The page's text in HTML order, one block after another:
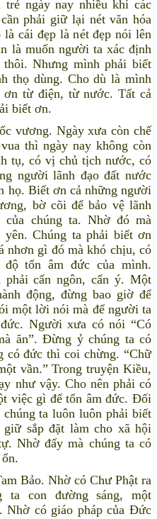
ngày nay nhiều khi các
phải giữ lại nét văn hóa
cái đẹp là nét đẹp nói lên
là muốn người ta xác định
Nhưng mình phải biết
thọ dùng. Cho dù là mình
ơn từ điện, từ nước. Tất cả
biết ơn.
vương. Ngày xưa còn chế
thì ngày nay không còn
tụ, có vị chủ tịch nước, có
người lãnh đạo đất nước
họ. Biết ơn cả những người
bờ cõi để bảo vệ lãnh
của chúng ta. Nhờ đó mà
Chúng ta phải biết ơn
nhơn gì đó mà khó chịu, có
tổn âm đức của mình.
cẩn ngôn, cẩn ý. Một
động, đừng bao giờ để
một lời nói mà để người ta
Người xưa có nói “Có
ăn”. Đừng ỷ chúng ta có
có đức thì coi chừng. “Chữ
vần.” Trong truyện Kiều,
như vậy. Cho nên phải có
việc gì để tổn âm đức. Đối
ta luôn luôn phải biết
sắp đặt làm cho xã hội
Nhờ đấy mà chúng ta có
Bảo. Nhờ có Chư Phật ra
ta con đường sáng, một
Nhờ có giáo pháp của Đức